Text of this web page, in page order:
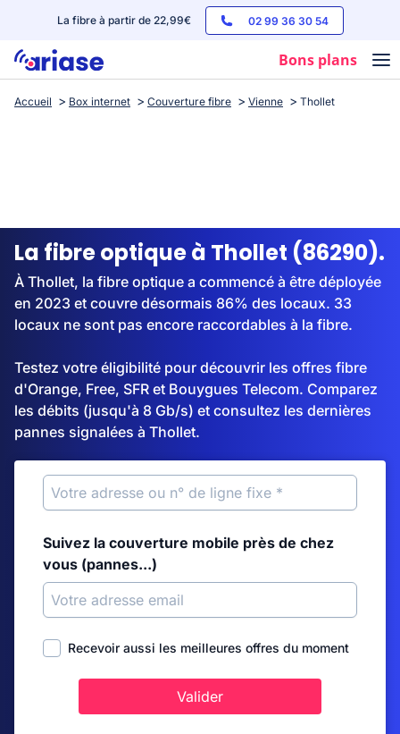
La fibre à partir de 22,99€ 02 99 36 30 54
Bons plans
Box internet
Streaming
Accueil Box internet Couverture fibre Vienne Thollet
La fibre optique à Thollet (86290).
À Thollet, la fibre optique a commencé à être déployée
en 2023 et couvre désormais 86% des locaux. 33
locaux ne sont pas encore raccordables à la fibre.
Testez votre éligibilité pour découvrir les offres fibre
d'Orange, Free, SFR et Bouygues Telecom. Comparez
les débits (jusqu'à 8 Gb/s) et consultez les dernières
pannes signalées à Thollet.
Suivez la couverture mobile près de chez
vous (pannes...)
Recevoir aussi les meilleures offres du moment
Valider